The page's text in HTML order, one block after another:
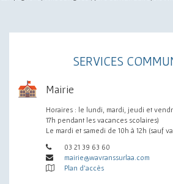
SERVICES
Mairie
Horaires : le lundi, mardi, jeudi et
17h pendant les vacances scolaires)
Le mardi et samedi de 10h à 12h (sauf
03 21 39 63 60
mairie@wavranssurlaa.com
Plan d'accès